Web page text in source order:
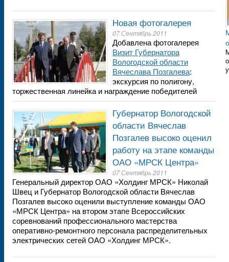
Новая фотогалерея
07 Сентябрь 2011
Добавлена фотогалерея
Визит Губернатора
Вологодской области
Вячеслава Позгалева:
экскурсия по полигону,
торжественная линейка и награждение победителей
Губернатор Вологодской
области Вячеслав
Позгалев высоко оценил
работу на этапе команды
ОАО «МРСК Центра»
07 Сентябрь 2011
Генеральный директор ОАО «Холдинг МРСК» Николай
Швец и Губернатор Вологодской области Вячеслав
Позгалев высоко оценили выступление команды ОАО
«МРСК Центра» на втором этапе Всероссийских
соревнований профессионального мастерства
оперативно-ремонтного персонала распределительных
электрических сетей ОАО «Холдинг МРСК».